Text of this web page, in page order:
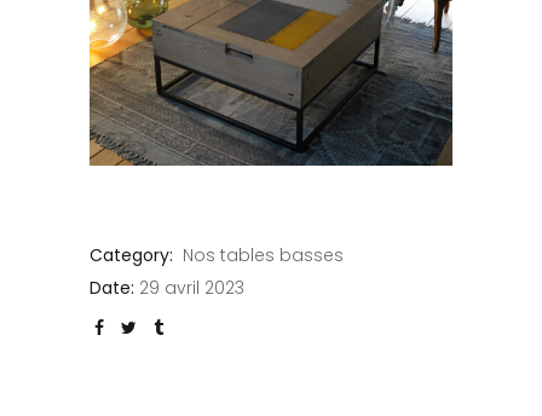
Category: Nos tables basses
Date: 29 avril 2023